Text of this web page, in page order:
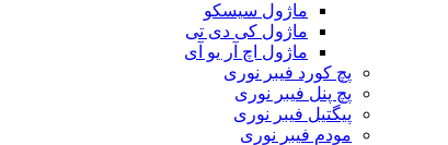
ماژول سیسکو
ماژول کی دی تی
ماژول اچ آر یو آی
پچ کورد فیبر نوری
پچ پنل فیبر نوری
پیگتیل فیبر نوری
مودم فیبر نوری